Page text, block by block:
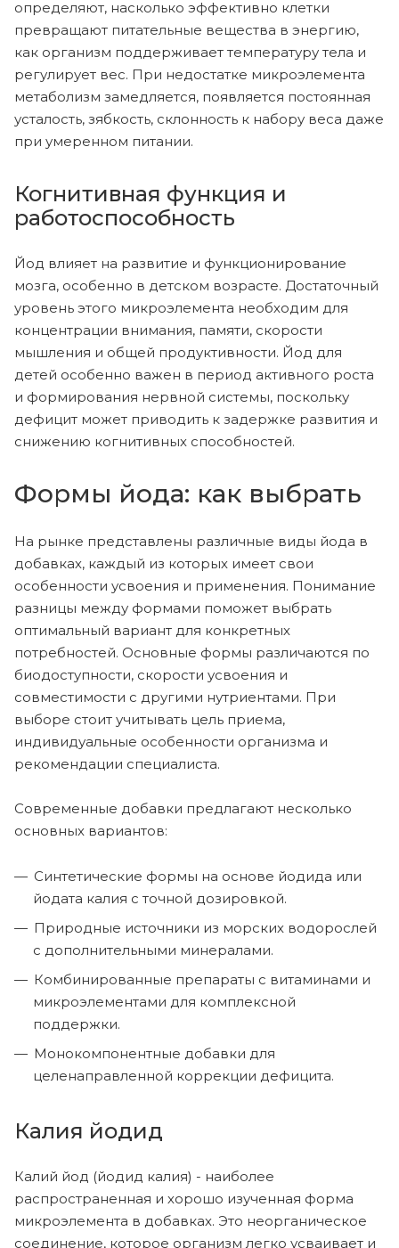
определяют, насколько эффективно клетки
превращают питательные вещества в энергию,
как организм поддерживает температуру тела и
регулирует вес. При недостатке микроэлемента
метаболизм замедляется, появляется постоянная
усталость, зябкость, склонность к набору веса даже
при умеренном питании.
Когнитивная функция и
работоспособность
Йод влияет на развитие и функционирование
мозга, особенно в детском возрасте. Достаточный
уровень этого микроэлемента необходим для
концентрации внимания, памяти, скорости
мышления и общей продуктивности. Йод для
детей особенно важен в период активного роста
и формирования нервной системы, поскольку
дефицит может приводить к задержке развития и
снижению когнитивных способностей.
Формы йода: как выбрать
На рынке представлены различные виды йода в
добавках, каждый из которых имеет свои
особенности усвоения и применения. Понимание
разницы между формами поможет выбрать
оптимальный вариант для конкретных
потребностей. Основные формы различаются по
биодоступности, скорости усвоения и
совместимости с другими нутриентами. При
выборе стоит учитывать цель приема,
индивидуальные особенности организма и
рекомендации специалиста.
Современные добавки предлагают несколько
основных вариантов:
Синтетические формы на основе йодида или
йодата калия с точной дозировкой.
Природные источники из морских водорослей
с дополнительными минералами.
Комбинированные препараты с витаминами и
микроэлементами для комплексной
поддержки.
Монокомпонентные добавки для
целенаправленной коррекции дефицита.
Калия йодид
Калий йод (йодид калия) - наиболее
распространенная и хорошо изученная форма
микроэлемента в добавках. Это неорганическое
соединение, которое организм легко усваивает и